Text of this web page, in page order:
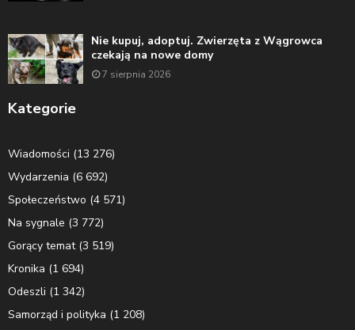
Nie kupuj, adoptuj. Zwierzęta z Wągrowca
czekają na nowe domy
7 sierpnia 2026
Kategorie
Wiadomości (13 276)
Wydarzenia (6 692)
Społeczeństwo (4 571)
Na sygnale (3 772)
Gorący temat(3 519)
Kronika (1 694)
Odeszli (1 342)
Samorząd i polityka (1 208)